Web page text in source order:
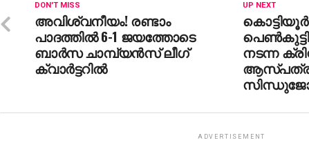
UP NEXT
നടന്ന
DON'T MISS
അവിശ്വനീയം! രണ്ടാം
പാദത്തില്‍ 6-1 ജയത്തോടെ
ബാര്‍സ ചാമ്പ്യന്‍സ് ലീഗ്
ക്വാര്‍ട്ടറില്‍
ADVERTISEMENT